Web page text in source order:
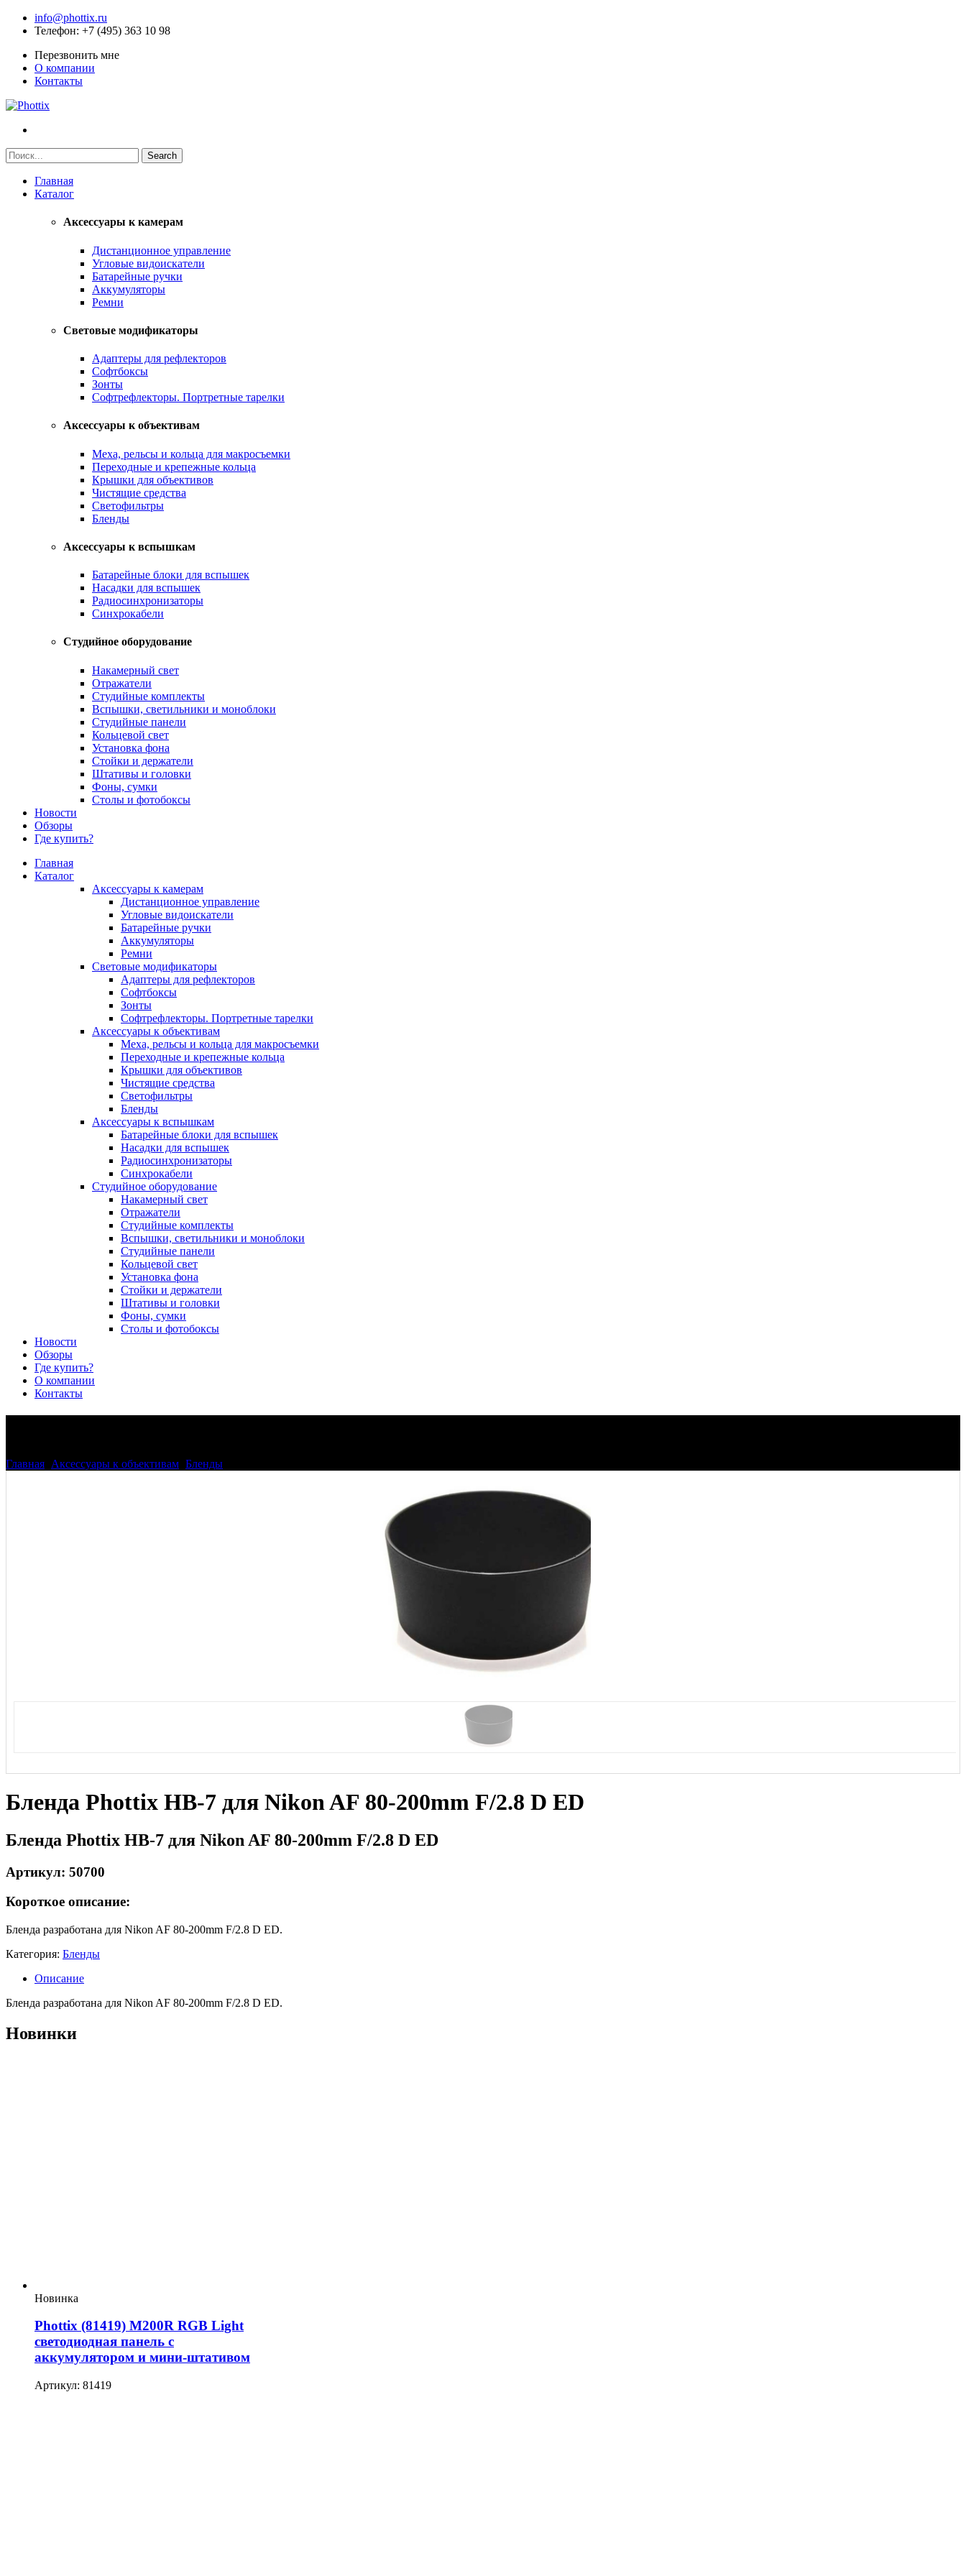
info@phottix.ru
Телефон: +7 (495) 363 10 98
Перезвонить мне
О компании
Контакты
Главная
Каталог
Аксессуары к камерам
Дистанционное управление
Угловые видоискатели
Батарейные ручки
Аккумуляторы
Ремни
Световые модификаторы
Адаптеры для рефлекторов
Софтбоксы
Зонты
Софтрефлекторы. Портретные тарелки
Аксессуары к объективам
Меха, рельсы и кольца для макросъемки
Переходные и крепежные кольца
Крышки для объективов
Чистящие средства
Светофильтры
Бленды
Аксессуары к вспышкам
Батарейные блоки для вспышек
Насадки для вспышек
Радиосинхронизаторы
Синхрокабели
Студийное оборудование
Накамерный свет
Отражатели
Студийные комплекты
Вспышки, светильники и моноблоки
Студийные панели
Кольцевой свет
Установка фона
Стойки и держатели
Штативы и головки
Фоны, сумки
Столы и фотобоксы
Новости
Обзоры
Где купить?
Главная
Каталог
Аксессуары к камерам
Дистанционное управление
Угловые видоискатели
Батарейные ручки
Аккумуляторы
Ремни
Световые модификаторы
Адаптеры для рефлекторов
Софтбоксы
Зонты
Софтрефлекторы. Портретные тарелки
Аксессуары к объективам
Меха, рельсы и кольца для макросъемки
Переходные и крепежные кольца
Крышки для объективов
Чистящие средства
Светофильтры
Бленды
Аксессуары к вспышкам
Батарейные блоки для вспышек
Насадки для вспышек
Радиосинхронизаторы
Синхрокабели
Студийное оборудование
Накамерный свет
Отражатели
Студийные комплекты
Вспышки, светильники и моноблоки
Студийные панели
Кольцевой свет
Установка фона
Стойки и держатели
Штативы и головки
Фоны, сумки
Столы и фотобоксы
Новости
Обзоры
Где купить?
О компании
Контакты
Главная Аксессуары к объективам Бленды
Бленда Phottix HB-7 для Nikon AF 80-200mm F/2.8 D ED
Бленда Phottix HB-7 для Nikon AF 80-200mm F/2.8 D ED
Артикул: 50700
Короткое описание:
Бленда разработана для Nikon AF 80-200mm F/2.8 D ED.
Категория: Бленды
Описание
Бленда разработана для Nikon AF 80-200mm F/2.8 D ED.
Новинки
Новинка
Phottix (81419) M200R RGB Light
светодиодная панель с
аккумулятором и мини-штативом
Артикул: 81419